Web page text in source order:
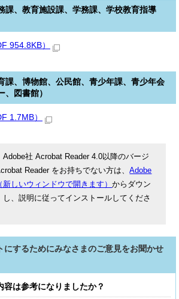
課、教育施設課、学務課、学校教育指導
954.8KB）
課、博物館、公民館、青少年課、青少年会
、図書館）
1.7MB）
Adobe社 Acrobat Reader 4.0以降のバージ
Reader をお持ちでない方は、Adobe
新しいウィンドウで開きます）からダウン
し、説明に従ってインストールしてくださ
にするためにみなさまのご意見をお聞かせ
容は参考になりましたか？